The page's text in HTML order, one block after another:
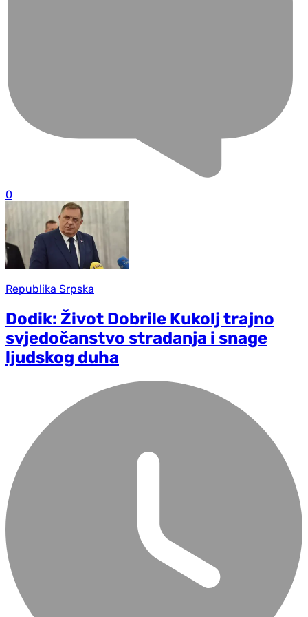
0
Republika Srpska
Dodik: Život Dobrile Kukolj trajno
svjedočanstvo stradanja i snage
ljudskog duha